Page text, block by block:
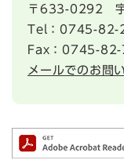
〒633-0292
Tel：0745-82-
Fax：0745-
メールでのお問